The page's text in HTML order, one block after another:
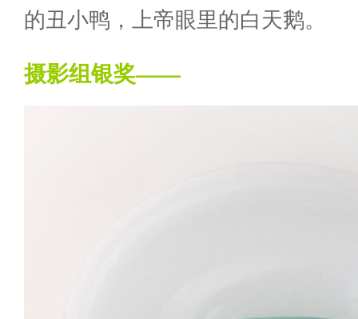
的丑小鸭，上帝眼里的白天鹅。
摄影组银奖——